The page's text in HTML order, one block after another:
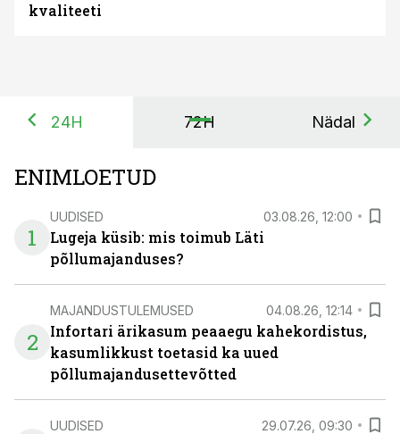
kvaliteeti
24H 72H Nädal
ENIMLOETUD
1
UUDISED 03.08.26, 12:00
Lugeja küsib: mis toimub Läti
põllumajanduses?
2
MAJANDUSTULEMUSED 04.08.26, 12:14
Infortari ärikasum peaaegu kahekordistus,
kasumlikkust toetasid ka uued
põllumajandusettevõtted
UUDISED 29.07.26, 09:30